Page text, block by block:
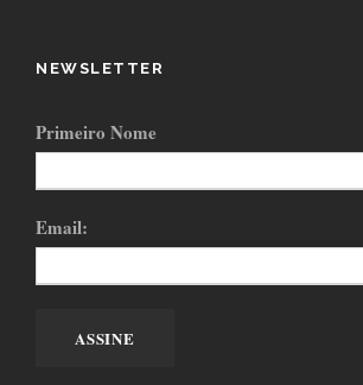
NEWSLETTER
Primeiro Nome
Email: